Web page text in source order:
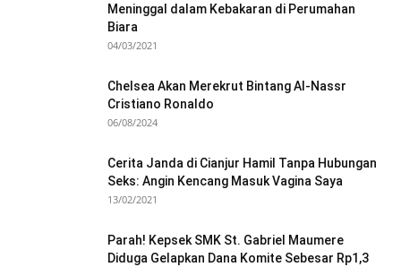
Meninggal dalam Kebakaran di Perumahan
Biara
04/03/2021
Chelsea Akan Merekrut Bintang Al-Nassr
Cristiano Ronaldo
06/08/2024
Cerita Janda di Cianjur Hamil Tanpa Hubungan
Seks: Angin Kencang Masuk Vagina Saya
13/02/2021
Parah! Kepsek SMK St. Gabriel Maumere
Diduga Gelapkan Dana Komite Sebesar Rp1,3